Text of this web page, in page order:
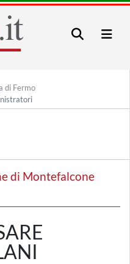
di Fermo
di Montefalcone